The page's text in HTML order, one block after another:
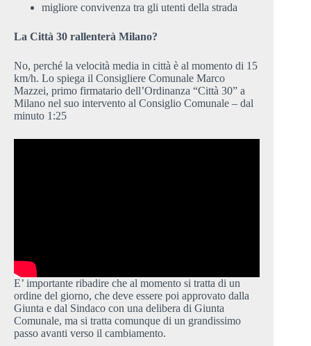
migliore convivenza tra gli utenti della strada
La Città 30 rallenterà Milano?
No, perché la velocità media in città è al momento di 15
km/h. Lo spiega il Consigliere Comunale Marco
Mazzei, primo firmatario dell’Ordinanza “Città 30” a
Milano nel suo intervento al Consiglio Comunale – dal
minuto 1:25
E’ importante ribadire che al momento si tratta di un
ordine del giorno, che deve essere poi approvato dalla
Giunta e dal Sindaco con una delibera di Giunta
Comunale, ma si tratta comunque di un grandissimo
passo avanti verso il cambiamento.